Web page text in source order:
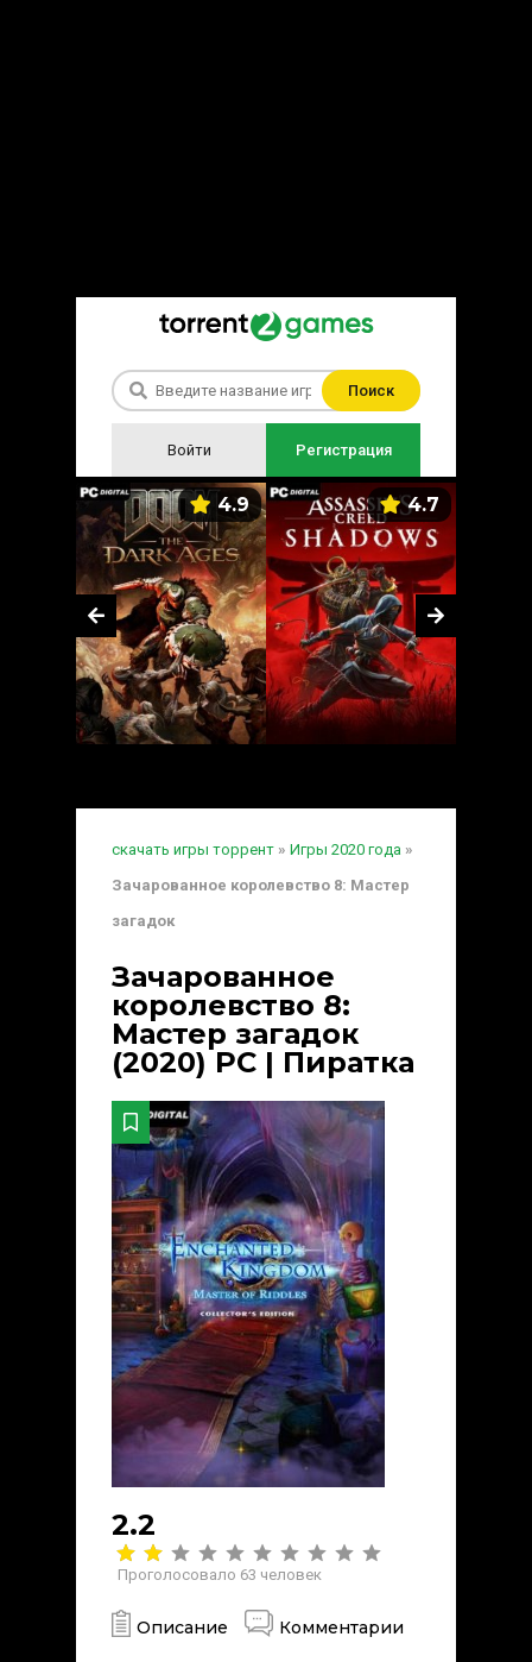
Поиск
Войти Регистрация
4.9 4.7
скачать игры торрент » Игры 2020 года »
Зачарованное королевство 8: Мастер
загадок
Зачарованное
королевство 8:
Мастер загадок
(2020) PC | Пиратка
2.2
Проголосовало 63 человек
Описание Комментарии